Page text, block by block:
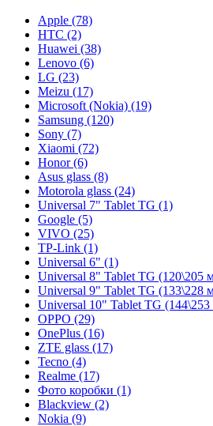
Apple (78)
HTC (2)
Huawei (38)
Lenovo (6)
LG (23)
Meizu (17)
Microsoft (Nokia) (19)
Samsung (120)
Sony (7)
Xiaomi (72)
Honor (6)
Asus glass (8)
Motorola glass (24)
Universal 7" Tablet TG (1)
Google (5)
VIVO (25)
TP-Link (1)
Universal 6" (1)
Universal 8" Tablet TG (120\205
Universal 9" Tablet TG (133\228
Universal 10" Tablet TG
OPPO (29)
OnePlus (16)
ZTE glass (17)
Tecno (4)
Realme (17)
Фото коробки (1)
Blackview (2)
Nokia (9)